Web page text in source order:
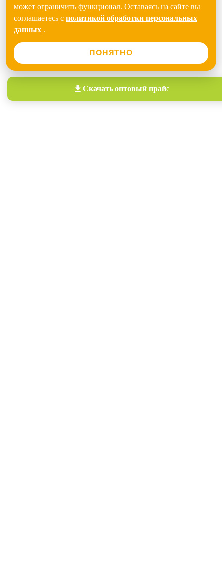
может ограничить функционал. Оставаясь на сайте вы
соглашаетесь с политикой обработки персональных
данных .
ПОНЯТНО
Скачать оптовый прайс